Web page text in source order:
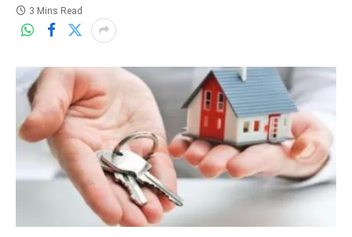
3 Mins Read